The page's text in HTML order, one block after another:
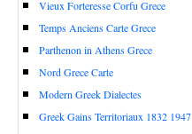
Vieux Forteresse Corfu Grece
Temps Anciens Carte Grece
Parthenon in Athens Grece
Nord Grece Carte
Modern Greek Dialectes
Greek Gains Territoriaux 1832 1947